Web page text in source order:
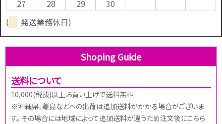
27
28 29
30
(
発送業務休日)
Shoping Guide
送料について
10,000(税抜)以上お買い上げで送料無料
※沖縄県、離島などへの出荷は追加送料がかかる場合がございま
す。 その場合には地域によって追加送料が違うため注文後にこちら